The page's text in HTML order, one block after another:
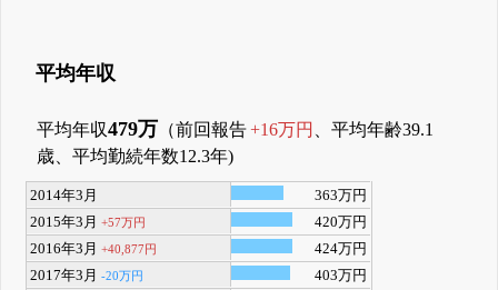
平均年収
平均年収479万 （前回報告+16万円
、平均年齢39.1
歳、平均勤続年数12.3年)
2014年3月
363万円
2015年3月+57万円
420万円
2016年3月+40,877円
424万円
2017年3月-20万円
403万円